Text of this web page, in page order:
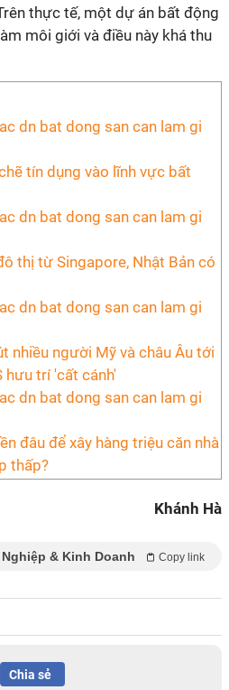
thực tế, một dự án bất động
môi giới và điều này khá thu
tín dụng vào lĩnh vực bất
thị từ Singapore, Nhật Bản có
nhiều người Mỹ và châu Âu tới
hưu trí 'cất cánh'
đâu để xây hàng triệu căn nhà
thấp?
Khánh Hà
& Kinh Doanh Copy link
Chia sẻ